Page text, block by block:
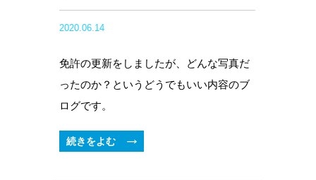
2020.06.14
免許の更新をしましたが、どんな写真だ
ったのか？というどうでもいい内容のブ
ログです。
続きをよむ